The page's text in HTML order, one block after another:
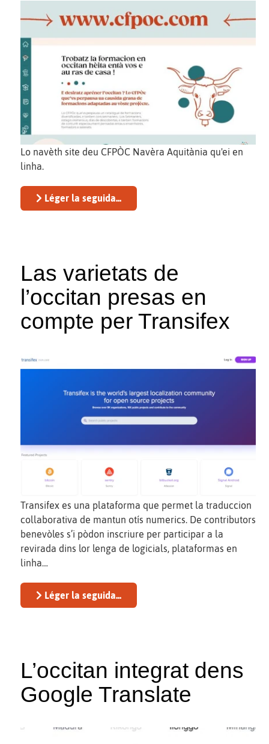
Lo navèth site deu CFPÒC Navèra Aquitània qu'ei en
linha.
Léger la seguida...
Las varietats de
l’occitan presas en
compte per Transifex
Transifex es una plataforma que permet la traduccion
collaborativa de mantun otís numerics. De contributors
benevòles s’i pòdon inscriure per participar a la
revirada dins lor lenga de logicials, plataformas en
linha…
Léger la seguida...
L’occitan integrat dens
Google Translate